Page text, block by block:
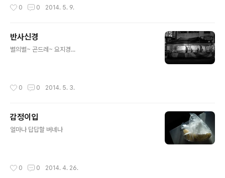
0 0 2014. 5. 9.
반사신경
별의별~ 곤드레~ 요지경...
0 0 2014. 5. 3.
감정이입
얼마나 답답할 버네나
0 0 2014. 4. 26.